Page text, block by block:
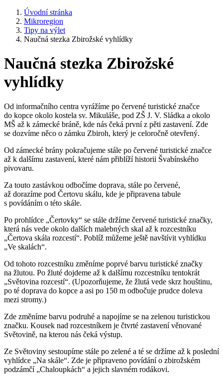
Úvodní stránka
Mikroregion
Tipy na výlet
Naučná stezka Zbirožské vyhlídky
Naučná stezka Zbirožské
vyhlídky
Od informačního centra vyrážíme po červené turistické značce
do kopce okolo kostela sv. Mikuláše, pod ZŠ J. V. Sládka a okolo
MŠ až k zámecké bráně, kde nás čeká první z pěti zastavení. Zde
se dozvíme něco o zámku Zbiroh, který je celoročně otevřený.
Od zámecké brány pokračujeme stále po červené turistické značce
až k dalšímu zastavení, které nám přiblíží historii Švabínského
pivovaru.
Za touto zastávkou odbočíme doprava, stále po červené,
až dorazíme pod Čertovu skálu, kde je připravena tabule
s povídáním o této skále.
Po prohlídce „Čertovky“ se stále držíme červené turistické značky,
která nás vede okolo dalších malebných skal až k rozcestníku
„Čertova skála rozcestí“. Poblíž můžeme ještě navštívit vyhlídku
„Ve skalách“.
Od tohoto rozcestníku změníme poprvé barvu turistické značky
na žlutou. Po žluté dojdeme až k dalšímu rozcestníku tentokrát
„Světovina rozcestí“. (Upozorňujeme, že žlutá vede skrz houštinu,
po té doprava do kopce a asi po 150 m odbočuje prudce doleva
mezi stromy.)
Zde změníme barvu podruhé a napojíme se na zelenou turistickou
značku. Kousek nad rozcestníkem je čtvrté zastavení věnované
Světovině, na kterou nás čeká výstup.
Ze Světoviny sestoupíme stále po zelené a té se držíme až k poslední
vyhlídce „Na skále“. Zde je připraveno povídání o zbirožském
podzámčí „Chaloupkách“ a jejich slavném rodákovi.